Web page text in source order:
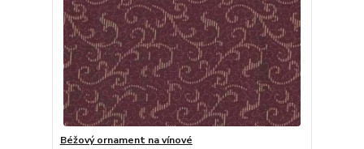
Béžový ornament na vínové